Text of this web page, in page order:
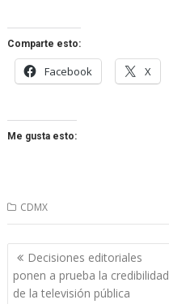
Comparte esto:
Facebook X
Me gusta esto:
CDMX
Navegación
de
entradas
Decisiones editoriales
ponen a prueba la credibilidad
de la televisión pública